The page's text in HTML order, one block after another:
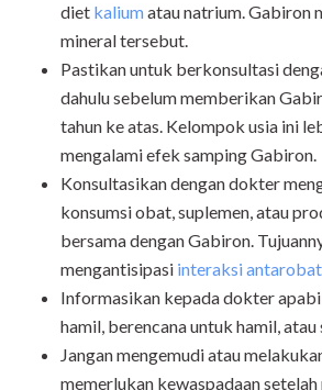
diet kaliumatau natrium. Gabiron
mineral tersebut.
Pastikan untuk berkonsultasi
dahulu sebelum memberikan
tahun ke atas. Kelompok usia ini
mengalami efek samping Gabiron.
Konsultasikan dengan dokter
konsumsi obat, suplemen, atau
bersama dengan Gabiron.
mengantisipasi interaksi antarobat
Informasikan kepada dokter
hamil, berencana untuk hamil, atau
Jangan mengemudi atau
memerlukan kewaspadaan